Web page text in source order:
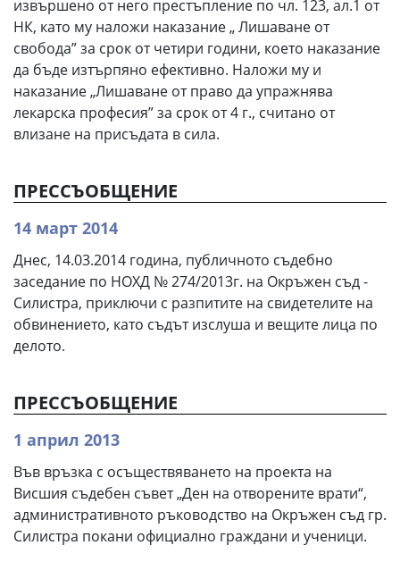
извършено от него престъпление по чл. 123, ал.1 от
НК, като му наложи наказание „ Лишаване от
свобода” за срок от четири години, което наказание
да бъде изтърпяно ефективно. Наложи му и
наказание „Лишаване от право да упражнява
лекарска професия” за срок от 4 г., считано от
влизане на присъдата в сила.
ПРЕССЪОБЩЕНИЕ
14 март 2014
Днес, 14.03.2014 година, публичното съдебно
заседание по НОХД № 274/2013г. на Окръжен съд -
Силистра, приключи с разпитите на свидетелите на
обвинението, като съдът изслуша и вещите лица по
делото.
ПРЕССЪОБЩЕНИЕ
1 април 2013
Във връзка с осъществяването на проекта на
Висшия съдебен съвет „Ден на отворените врати“,
административното ръководство на Окръжен съд гр.
Силистра покани официално граждани и ученици.